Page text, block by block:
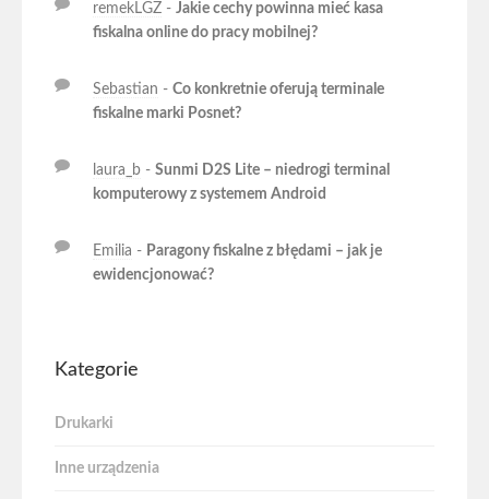
remekLGZ - Jakie cechy powinna mieć kasa
fiskalna online do pracy mobilnej?
Sebastian - Co konkretnie oferują terminale
fiskalne marki Posnet?
laura_b - Sunmi D2S Lite – niedrogi terminal
komputerowy z systemem Android
Emilia - Paragony fiskalne z błędami – jak je
ewidencjonować?
Kategorie
Drukarki
Inne urządzenia